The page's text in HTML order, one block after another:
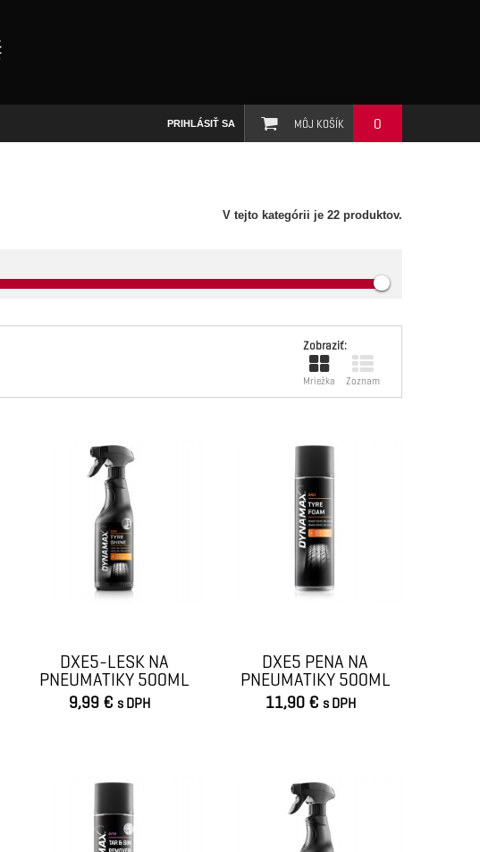
MÔJ KOŠÍK 0
PRIHLÁSIŤ SA
V tejto kategórii je 22 produktov.
Zobraziť:
Mriežka Zoznam
DXE5-LESK NA
PNEUMATIKY 500ML
9,99 € s DPH
DXE5 PENA NA
PNEUMATIKY 500ML
11,90 € s DPH